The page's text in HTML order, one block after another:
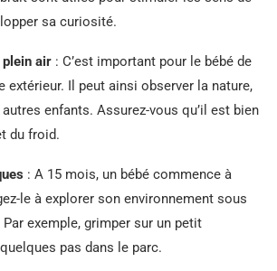
sa curiosité.
plein air : C’est important pour le bébé de
extérieur. Il peut ainsi observer la nature,
enfants. Assurez-vous qu’il est bien
du froid.
: A 15 mois, un bébé commence à
le à explorer son environnement sous
exemple, grimper sur un petit
pas dans le parc.